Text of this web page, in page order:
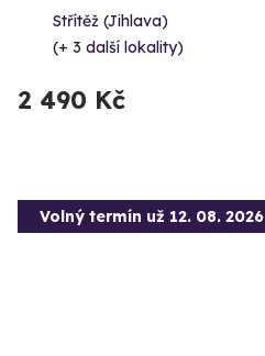
Střítěž (Jihlava)
(+ 3 další lokality)
2 490 Kč
Volný termín už 12. 08. 2026